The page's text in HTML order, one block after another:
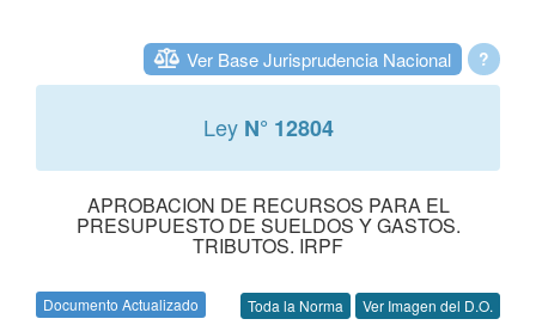
?
Ver Base Jurisprudencia Nacional
Ley N° 12804
APROBACION DE RECURSOS PARA EL
PRESUPUESTO DE SUELDOS Y GASTOS.
TRIBUTOS. IRPF
Documento Actualizado Toda la Norma Ver Imagen del D.O.